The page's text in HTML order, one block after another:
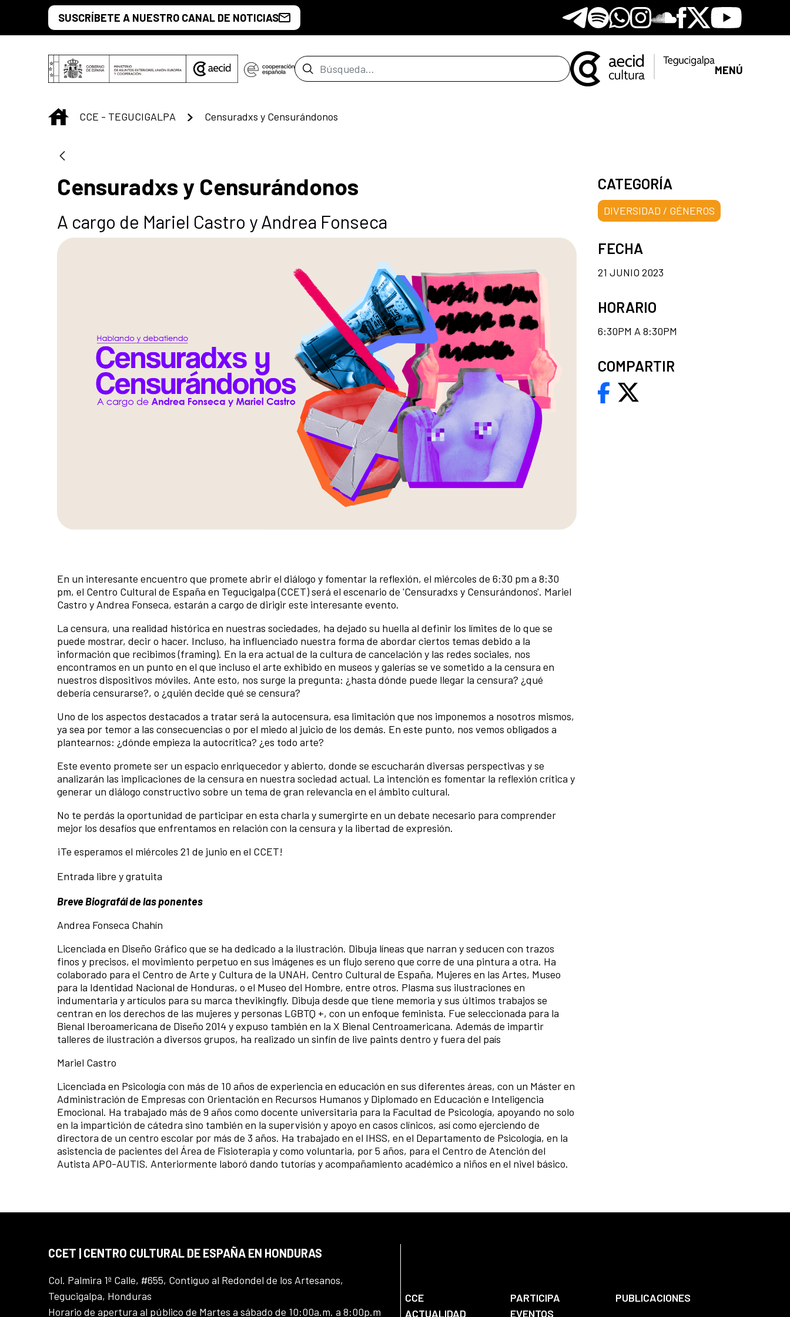
Saltar al contenido principal
SUSCRÍBETE A NUESTRO CANAL DE NOTICIAS Telegram
SpotifyWhatsapp
Instagram
Soundclore
Facebook
X Youtube
Barra de búsqueda MENÚ
INICIO
CCE - TEGUCIGALPA Censuradxs y Censurándonos
Censuradxs y Censurándonos
A cargo de Mariel Castro y Andrea Fonseca
En un interesante encuentro que promete abrir el diálogo y fomentar la reflexión, el miércoles de 6:30 pm a 8:30
pm, el Centro Cultural de España en Tegucigalpa (CCET) será el escenario de 'Censuradxs y Censurándonos'. Mariel
Castro y Andrea Fonseca, estarán a cargo de dirigir este interesante evento.
La censura, una realidad histórica en nuestras sociedades, ha dejado su huella al definir los límites de lo que se
puede mostrar, decir o hacer. Incluso, ha influenciado nuestra forma de abordar ciertos temas debido a la
información que recibimos (framing). En la era actual de la cultura de cancelación y las redes sociales, nos
encontramos en un punto en el que incluso el arte exhibido en museos y galerías se ve sometido a la censura en
nuestros dispositivos móviles. Ante esto, nos surge la pregunta: ¿hasta dónde puede llegar la censura? ¿qué
debería censurarse?, o ¿quién decide qué se censura?
Uno de los aspectos destacados a tratar será la autocensura, esa limitación que nos imponemos a nosotros mismos,
ya sea por temor a las consecuencias o por el miedo al juicio de los demás. En este punto, nos vemos obligados a
plantearnos: ¿dónde empieza la autocrítica? ¿es todo arte?
Este evento promete ser un espacio enriquecedor y abierto, donde se escucharán diversas perspectivas y se
analizarán las implicaciones de la censura en nuestra sociedad actual. La intención es fomentar la reflexión crítica y
generar un diálogo constructivo sobre un tema de gran relevancia en el ámbito cultural.
No te perdás la oportunidad de participar en esta charla y sumergirte en un debate necesario para comprender
mejor los desafíos que enfrentamos en relación con la censura y la libertad de expresión.
¡Te esperamos el miércoles 21 de junio en el CCET!
Entrada libre y gratuita
Breve Biografái de las ponentes
Andrea Fonseca Chahín
Licenciada en Diseño Gráfico que se ha dedicado a la ilustración. Dibuja líneas que narran y seducen con trazos
finos y precisos, el movimiento perpetuo en sus imágenes es un flujo sereno que corre de una pintura a otra. Ha
colaborado para el Centro de Arte y Cultura de la UNAH, Centro Cultural de España, Mujeres en las Artes, Museo
para la Identidad Nacional de Honduras, o el Museo del Hombre, entre otros. Plasma sus ilustraciones en
indumentaria y artículos para su marca thevikingfly. Dibuja desde que tiene memoria y sus últimos trabajos se
centran en los derechos de las mujeres y personas LGBTQ +, con un enfoque feminista. Fue seleccionada para la
Bienal Iberoamericana de Diseño 2014 y expuso también en la X Bienal Centroamericana. Además de impartir
talleres de ilustración a diversos grupos, ha realizado un sinfín de live paints dentro y fuera del país
Mariel Castro
Licenciada en Psicología con más de 10 años de experiencia en educación en sus diferentes áreas, con un Máster en
Administración de Empresas con Orientación en Recursos Humanos y Diplomado en Educación e Inteligencia
Emocional. Ha trabajado más de 9 años como docente universitaria para la Facultad de Psicología, apoyando no solo
en la impartición de cátedra sino también en la supervisión y apoyo en casos clínicos, así como ejerciendo de
directora de un centro escolar por más de 3 años. Ha trabajado en el IHSS, en el Departamento de Psicología, en la
asistencia de pacientes del Área de Fisioterapia y como voluntaria, por 5 años, para el Centro de Atención del
Autista APO-AUTIS. Anteriormente laboró dando tutorías y acompañamiento académico a niños en el nivel básico.
CATEGORÍA
DIVERSIDAD / GÉNEROS
FECHA
21 JUNIO 2023
HORARIO
6:30PM A 8:30PM
COMPARTIR
CCET | CENTRO CULTURAL DE ESPAÑA EN HONDURAS
Col. Palmira 1ª Calle, #655, Contiguo al Redondel de los Artesanos,
Tegucigalpa, Honduras
Horario de apertura al público de Martes a sábado de 10:00a.m. a 8:00p.m
CCE PARTICIPA
PUBLICACIONES
ACTUALIDAD
EVENTOS